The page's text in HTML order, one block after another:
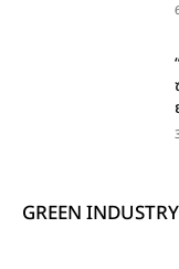
GREEN INDUSTRY